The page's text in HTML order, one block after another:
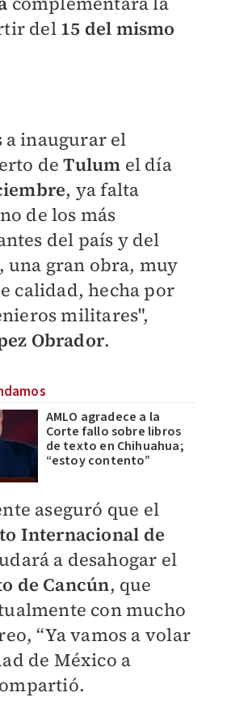
del15 del mismo
a inaugurar el
de Tulum el día
, ya falta
de los más
del país y del
una gran obra, muy
calidad, hecha por
militares",
Obrador.
AMLO agradece a la
Corte fallo sobre libros
de texto en Chihuahua;
“estoy contento”
aseguró que el
Internacional de
a desahogar el
de Cancún, que
con mucho
“Ya vamos a volar
de México a